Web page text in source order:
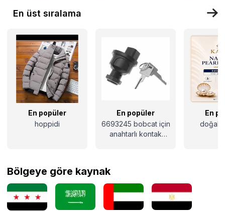
En üst sıralama
En popüler
hoppidi
En popüler
6693245 bobcat için
anahtarlı kontak
En
doğal
Bölgeye göre kaynak